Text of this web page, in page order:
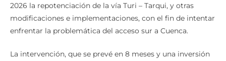
2026 la repotenciación de la vía Turi – Tarqui, y otras
modificaciones e implementaciones, con el fin de intentar
enfrentar la problemática del acceso sur a Cuenca.
La intervención, que se prevé en 8 meses y una inversión